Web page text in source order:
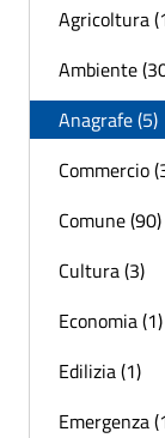
Agricoltura
Ambiente
Anagrafe (5)
Commercio
Comune (90)
Cultura (3)
Economia (1)
Edilizia (1)
Emergenza